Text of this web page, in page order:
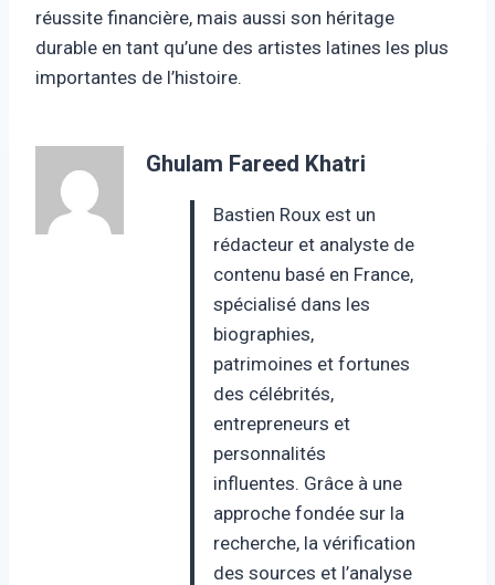
réussite financière, mais aussi son héritage
durable en tant qu’une des artistes latines les plus
importantes de l’histoire.
Ghulam Fareed Khatri
Bastien Roux est un
rédacteur et analyste de
contenu basé en France,
spécialisé dans les
biographies,
patrimoines et fortunes
des célébrités,
entrepreneurs et
personnalités
influentes. Grâce à une
approche fondée sur la
recherche, la vérification
des sources et l’analyse